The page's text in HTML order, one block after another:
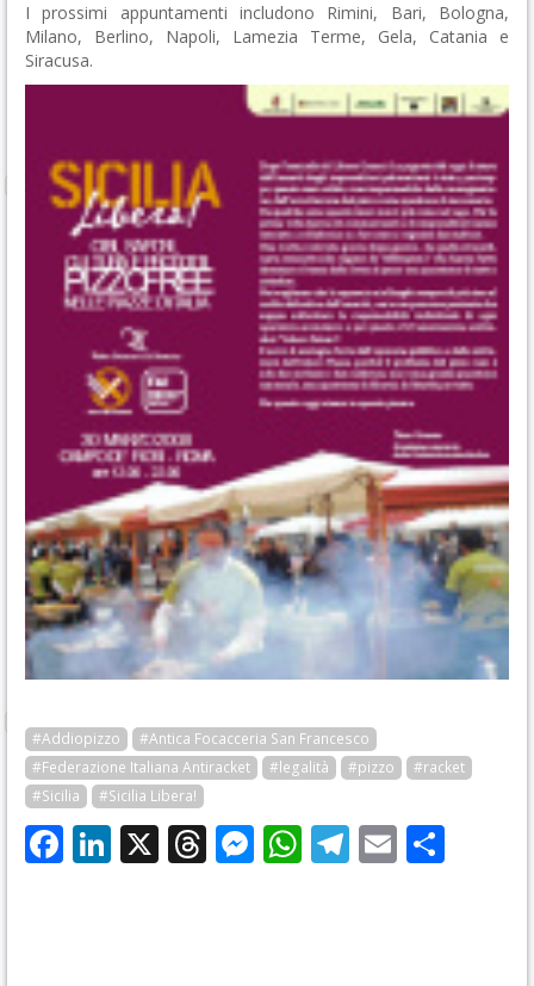
I prossimi appuntamenti includono Rimini, Bari, Bologna,
Milano, Berlino, Napoli, Lamezia Terme, Gela, Catania e
Siracusa.
#Addiopizzo
#Antica Focacceria San Francesco
#Federazione Italiana Antiracket
#legalità #pizzo
#racket
#Sicilia
#Sicilia Libera!
Facebook
LinkedIn
X Threads
Messenger
WhatsApp
Telegram
Email